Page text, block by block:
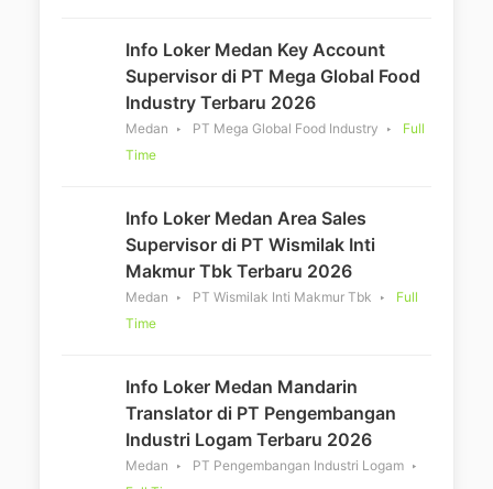
Info Loker Medan Key Account
Supervisor di PT Mega Global Food
Industry Terbaru 2026
Medan PT Mega Global Food Industry
Full
Time
Info Loker Medan Area Sales
Supervisor di PT Wismilak Inti
Makmur Tbk Terbaru 2026
Medan PT Wismilak Inti Makmur Tbk
Full
Time
Info Loker Medan Mandarin
Translator di PT Pengembangan
Industri Logam Terbaru 2026
Medan
PT Pengembangan Industri Logam